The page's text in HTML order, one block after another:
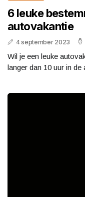
6 leuke
autovakantie
4 september 2023
Wil je een leuke
langer dan 10 uur in de